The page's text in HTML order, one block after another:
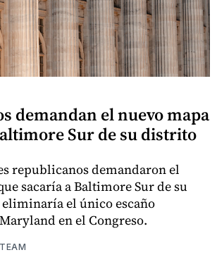
demandan el nuevo mapa
Sur de su distrito
republicanos demandaron el
sacaría a Baltimore Sur de su
el único escaño
en el Congreso.